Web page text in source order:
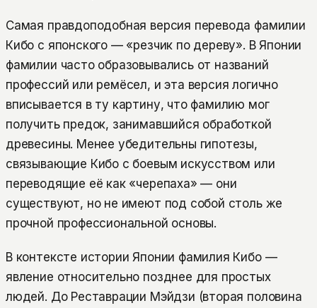
Самая правдоподобная версия перевода фамилии
Кибо с японского — «резчик по дереву». В Японии
фамилии часто образовывались от названий
профессий или ремёсел, и эта версия логично
вписывается в ту картину, что фамилию мог
получить предок, занимавшийся обработкой
древесины. Менее убедительны гипотезы,
связывающие Кибо с боевым искусством или
переводящие её как «черепаха» — они
существуют, но не имеют под собой столь же
прочной профессиональной основы.
В контексте истории Японии фамилия Кибо —
явление относительно позднее для простых
людей. До Реставрации Мэйдзи (вторая половина